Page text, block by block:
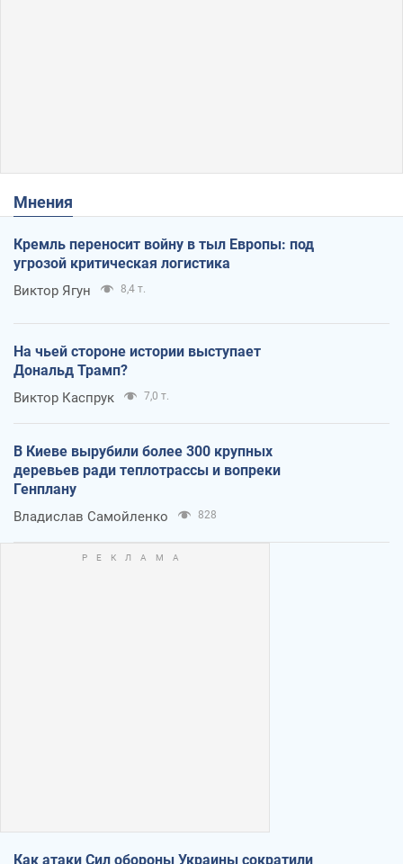
Мнения
Кремль переносит войну в тыл Европы: под
угрозой критическая логистика
Виктор Ягун 8,4 т.
На чьей стороне истории выступает
Дональд Трамп?
Виктор Каспрук 7,0 т.
В Киеве вырубили более 300 крупных
деревьев ради теплотрассы и вопреки
Генплану
Владислав Самойленко 828
Как атаки Сил обороны Украины сократили